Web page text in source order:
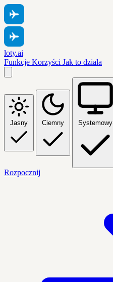
loty.ai
Funkcje Korzyści Jak to działa
Jasny Ciemny Systemowy
Rozpocznij